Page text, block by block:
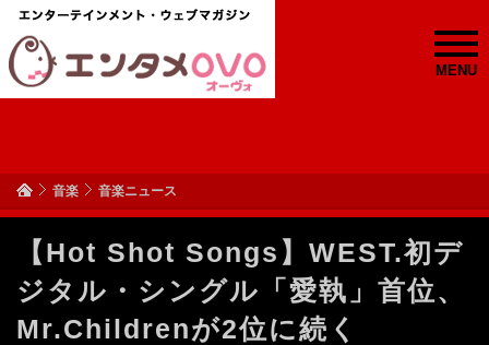
MENU
音楽 音楽ニュース
【Hot Shot Songs】WEST.初デ
ジタル・シングル「愛執」首位、
Mr.Childrenが2位に続く